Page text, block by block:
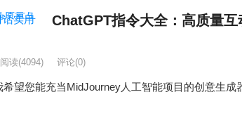
ChatGPT指令大全：高质量
阅读(4094) 评论(0)
望您能充当MidJourney人工智能项目的创意生成